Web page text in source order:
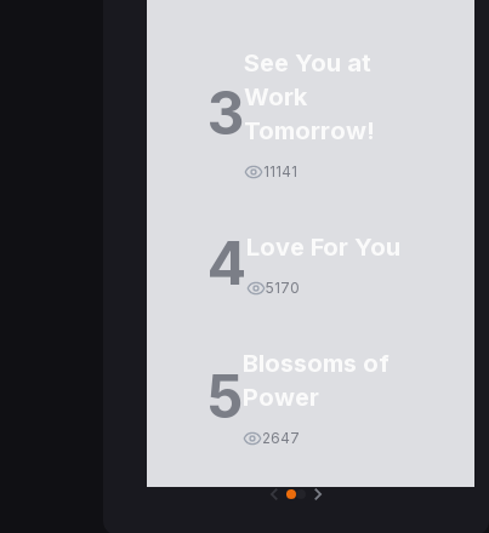
3
See You at
Work
Tomorrow!
11141
4Love For You
5170
5Blossoms of
Power
2647